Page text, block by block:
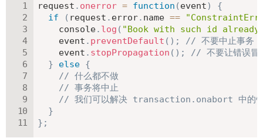
request . onerror = function (event)
{
if
( request . error. name ==
    console
. log ( "Book with such id
    event
. preventDefault ( ) ;
// 不要中止事务
    event
. stopPropagation ( ) ;
// 不要让错误冒
}
else {
// 什么都不做
// 事务将中止
// 我们可以解决 transaction.onabort 中的
}
} ;